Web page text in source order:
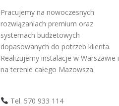
Pracujemy na nowoczesnych
rozwiązaniach premium oraz
systemach budżetowych
dopasowanych do potrzeb klienta.
Realizujemy instalacje w Warszawie i
na terenie całego Mazowsza.
Tel. 570 933 114